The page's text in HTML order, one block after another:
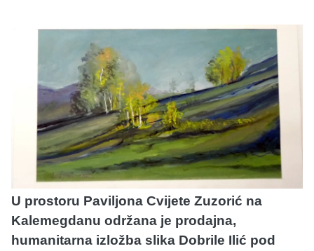
U prostoru Paviljona Cvijete Zuzorić na
Kalemegdanu održana je prodajna,
humanitarna izložba slika Dobrilе Ilić pod